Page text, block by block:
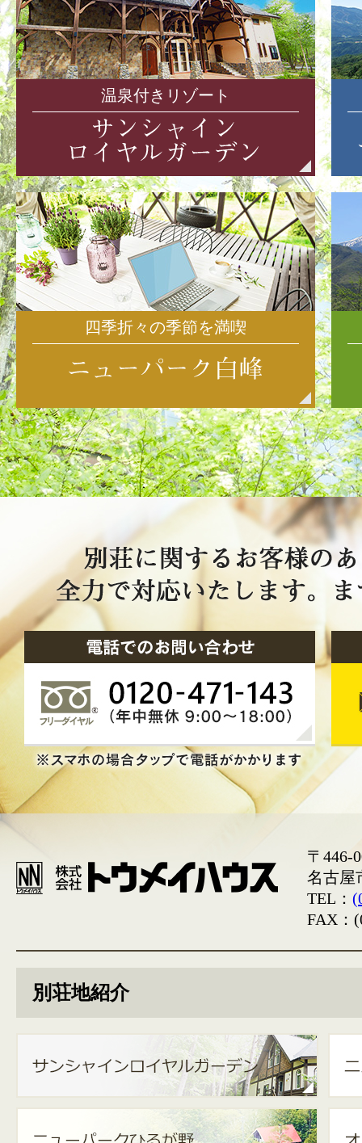
温泉付きリゾート
四季折々の季節を満喫
〒446-
名古屋
TEL：
FAX：
別荘地紹介